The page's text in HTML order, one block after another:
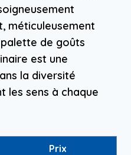
méticuleusement
de goûts
est une
la diversité
les sens à chaque
Prix